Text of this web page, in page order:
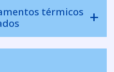
térmicos